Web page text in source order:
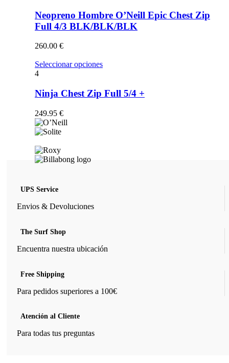
múltiples
variantes.
Las
elegir
página
Neopreno Hombre O’Neill Epic Chest Zip
Full 4/3 BLK/BLK/BLK
260.00 €
Seleccionar opcionesEste
múltiples
variantes.
4
Ninja Chest Zip Full 5/4 +
249.95 €
UPS Service
Envios & Devoluciones
The Surf Shop
Encuentra nuestra ubicación
Free Shipping
Para pedidos superiores a 100€
Atención al Cliente
Para todas tus preguntas